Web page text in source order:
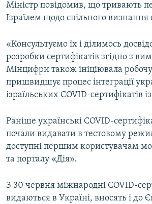
Міністр повідомив, що тривають
Ізраїлем щодо спільного визнання
«Консультуємо їх і ділимось
розробки сертифікатів згідно з
Мінцифри також ініціювала
пришвидшує процес інтеграції
ізраїльських COVID-сертифікатів
Раніше українські COVID-
почали видавати в тестовому
доступні першим користувачам
та порталу «Дія».
З 30 червня міжнародні COVID-
видаються в Україні, вносять і до